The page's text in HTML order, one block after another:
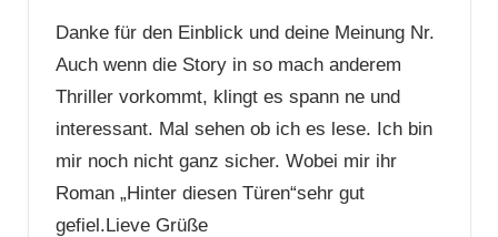
Danke für den Einblick und deine Meinung Nr.
Auch wenn die Story in so mach anderem
Thriller vorkommt, klingt es spann ne und
interessant. Mal sehen ob ich es lese. Ich bin
mir noch nicht ganz sicher. Wobei mir ihr
Roman „Hinter diesen Türen“sehr gut
gefiel.Lieve Grüße